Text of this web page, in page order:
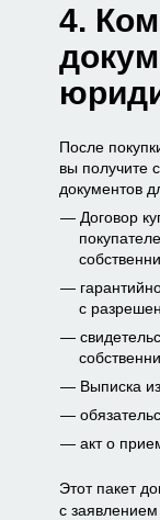
4.
После
вы получите
документов
Договор
с
Выписка
акт о
Этот пакет
с